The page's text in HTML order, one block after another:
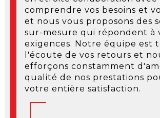
comprendre vos besoins et
et nous vous proposons des
sur-mesure qui répondent à
exigences. Notre équipe est
l'écoute de vos retours et
efforçons constamment
qualité de nos prestations
votre entière satisfaction.